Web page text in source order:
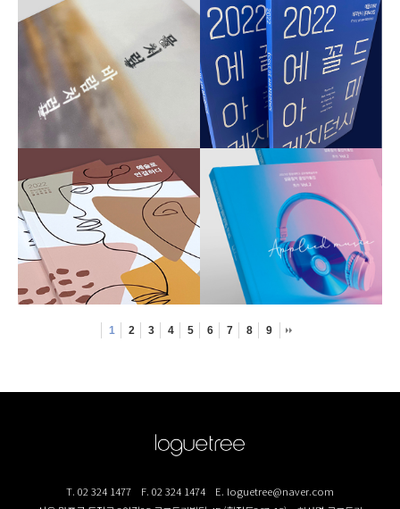
1 2 3 4 5 6 7 8 9
T. 02 324 1477 F. 02 324 1474
E. loguetree@naver.com